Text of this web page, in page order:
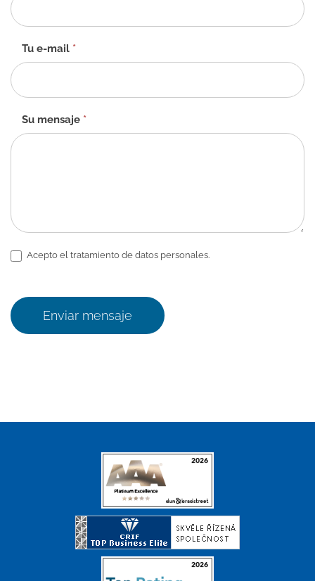
contacto
-
Tu e-mail *
Su mensaje *
Acepto el tratamiento de datos personales.
Enviar mensaje